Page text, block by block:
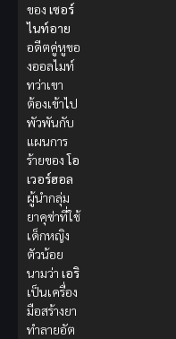
ของ เซอร์
ไนท์อาย
อดีตคู่หูขอ
งออลไมท์
ทว่าเขา
ต้องเข้าไป
พัวพันกับ
แผนการ
ร้ายของโอ
เวอร์ฮอล
ผู้นำกลุ่ม
ยาคุซ่าที่ใช้
เด็กหญิง
ตัวน้อย
นามว่า เอริ
เป็นเครื่อง
มือสร้างยา
ทำลายอัต